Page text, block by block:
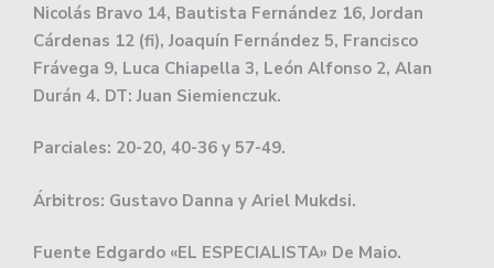
Nicolás Bravo 14, Bautista Fernández 16, Jordan
Cárdenas 12 (fi), Joaquín Fernández 5, Francisco
Frávega 9, Luca Chiapella 3, León Alfonso 2, Alan
Durán 4. DT: Juan Siemienczuk.
Parciales: 20-20, 40-36 y 57-49.
Árbitros: Gustavo Danna y Ariel Mukdsi.
Fuente Edgardo «EL ESPECIALISTA» De Maio.